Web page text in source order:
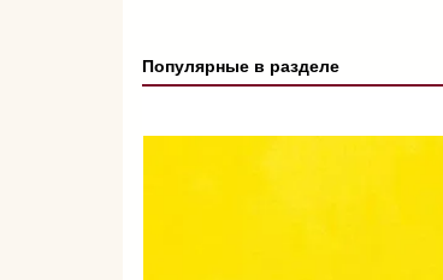
Популярные в разделе